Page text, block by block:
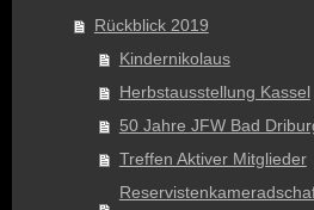
Rückblick 2019
Kindernikolaus
Herbstausstellung Kassel
50 Jahre JFW Bad
Treffen Aktiver Mitglieder